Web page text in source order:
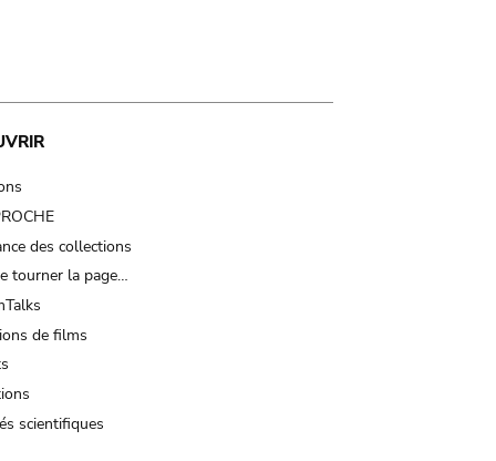
des collections
tourner la page…
de films
scientifiques